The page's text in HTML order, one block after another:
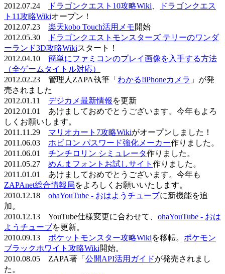
2012.07.24
ドラゴンクエスト10攻略Wiki
ドラゴンクエス
ト11攻略Wikiオープン！
2012.07.23 楽天kobo Touch活用メモ開始
2012.05.30
ドラゴンクエストモンスターズ テリーのワンダ
ーランド3D攻略Wikiスタート！
2012.04.10 簡単にファミコンのプレイ画像を入手する方法
（全ゲームタイトル対応）
2012.02.23 管理人ZAPA執筆「 わかる!iPhoneカメラ 」が発
売されました
2012.01.11 デジカメ最新情報 を更新
2012.01.01 あけましておめでとうございます。今年もよろ
しくお願いします。
2011.11.29 マリオカート7攻略Wikiがオープンしました！
2011.06.03 ホビロン パスワード強化メーカー作りました。
2011.06.01 チンチロリン シミュレータ作りました。
2011.05.27 めんまフォントお試しサイト 作りました。
2011.01.01 あけましておめでとうございます。今年も
ZAPAnet総合情報局をよろしくお願いいたします。
2010.12.18 ohaYouTube - おはようチューブに新機能を追
加。
2010.12.13 YouTube仕様変更に合わせて、 ohaYouTube - おは
ようチューブを更新。
2010.09.13 ポケットモンスター攻略Wikiを移転。 ポケモン
ブラックホワイト攻略Wiki開始。
2010.08.05 ZAPA著「 公開API活用ガイドが発売されまし
た。